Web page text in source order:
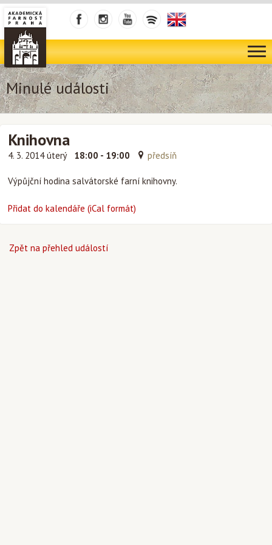
Minulé události
Knihovna
4. 3. 2014 úterý 18:00 - 19:00 předsíň
Výpůjční hodina salvátorské farní knihovny.
Přidat do kalendáře (iCal formát)
Zpět na přehled událostí